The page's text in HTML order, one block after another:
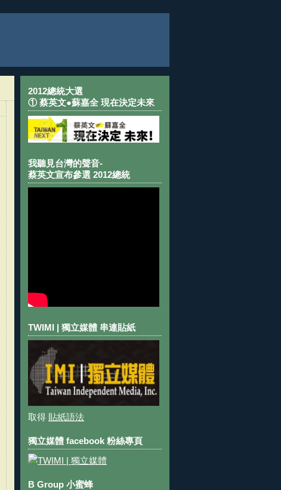
2012總統大選
① 蔡英文●蘇嘉全 現在決定未來
我聽見台灣的聲音-
蔡英文宣布參選 2012總統
TWIMI | 獨立媒體 串連貼紙
取得 貼紙語法
獨立媒體 facebook 粉絲專頁
B Group 小蜜蜂